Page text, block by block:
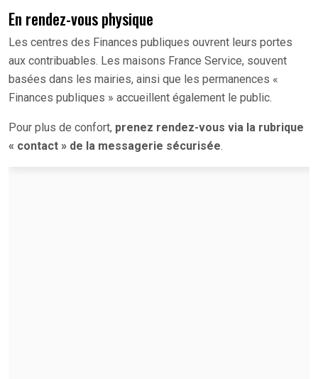
En rendez-vous physique
Les centres des Finances publiques ouvrent leurs portes
aux contribuables. Les maisons France Service, souvent
basées dans les mairies, ainsi que les permanences «
Finances publiques » accueillent également le public.
Pour plus de confort, prenez rendez-vous via la rubrique
« contact » de la messagerie sécurisée.